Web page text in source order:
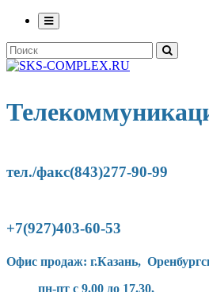
тел./факс(843)277-90-
+7(927)403-60-53
Офис продаж: г.Казань,
пн-пт с 9.00 до 17.30,